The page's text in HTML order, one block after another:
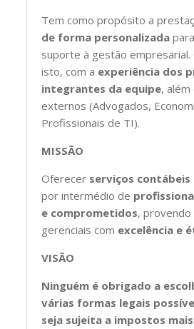
Tem como propósito a
de forma personalizada
suporte à gestão empresarial.
isto, com a experiência dos
integrantes da equipe,
externos (Advogados,
Profissionais de TI).
MISSÃO
Oferecer serviços
por intermédio de
e comprometidos,
gerenciais com excelência e
VISÃO
Ninguém é obrigado a
várias formas legais
seja sujeita a impostos